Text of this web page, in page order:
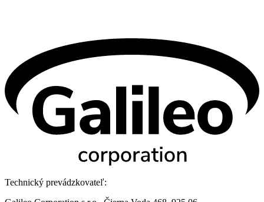
Technický prevádzkovateľ: